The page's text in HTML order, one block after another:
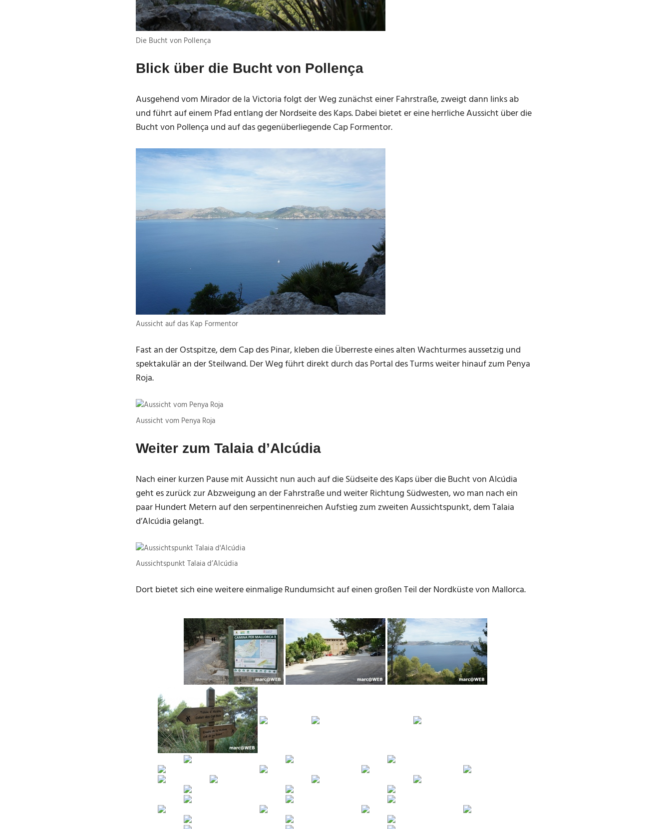
Die Bucht von Pollença
Blick über die Bucht von Pollença
Ausgehend vom Mirador de la Victoria folgt der Weg zunächst einer Fahrstraße, zweigt dann links ab
und führt auf einem Pfad entlang der Nordseite des Kaps. Dabei bietet er eine herrliche Aussicht über die
Bucht von Pollença und auf das gegenüberliegende Cap Formentor.
Aussicht auf das Kap Formentor
Fast an der Ostspitze, dem Cap des Pinar, kleben die Überreste eines alten Wachturmes aussetzig und
spektakulär an der Steilwand. Der Weg führt direkt durch das Portal des Turms weiter hinauf zum Penya
Roja.
Aussicht vom Penya Roja
Weiter zum Talaia d’Alcúdia
Nach einer kurzen Pause mit Aussicht nun auch auf die Südseite des Kaps über die Bucht von Alcúdia
geht es zurück zur Abzweigung an der Fahrstraße und weiter Richtung Südwesten, wo man nach ein
paar Hundert Metern auf den serpentinenreichen Aufstieg zum zweiten Aussichtspunkt, dem Talaia
d’Alcúdia gelangt.
Aussichtspunkt Talaia d’Alcúdia
Dort bietet sich eine weitere einmalige Rundumsicht auf einen großen Teil der Nordküste von Mallorca.